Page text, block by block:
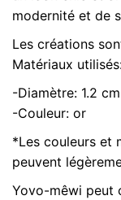
modernité et de
Les créations
Matériaux
-Diamètre: 1.2
-Couleur: or
*Les couleurs et
peuvent
Yovo-mêwi peut